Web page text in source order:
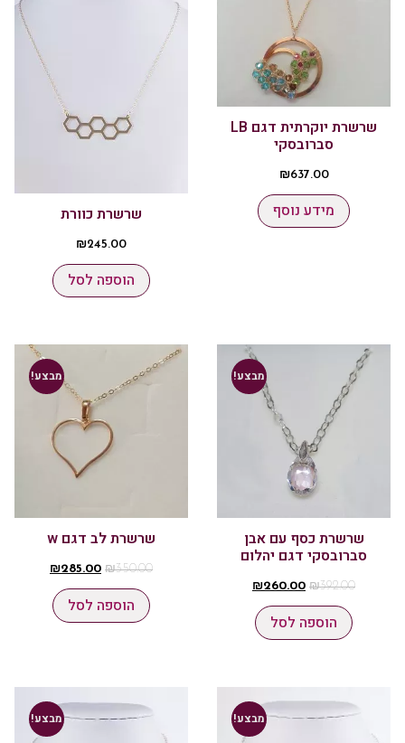
שרשרת יוקרתית דגם LB
סברובסקי
₪637.00
מידע נוסף שרשרת כוורת
₪245.00
הוספה לסל
מבצע!
שרשרת כסף עם אבן
סברובסקי דגם יהלום
₪392.00
₪260.00
הוספה לסל
מבצע!
שרשרת לב דגם w
₪350.00
₪285.00
הוספה לסל
מבצע! מבצע!